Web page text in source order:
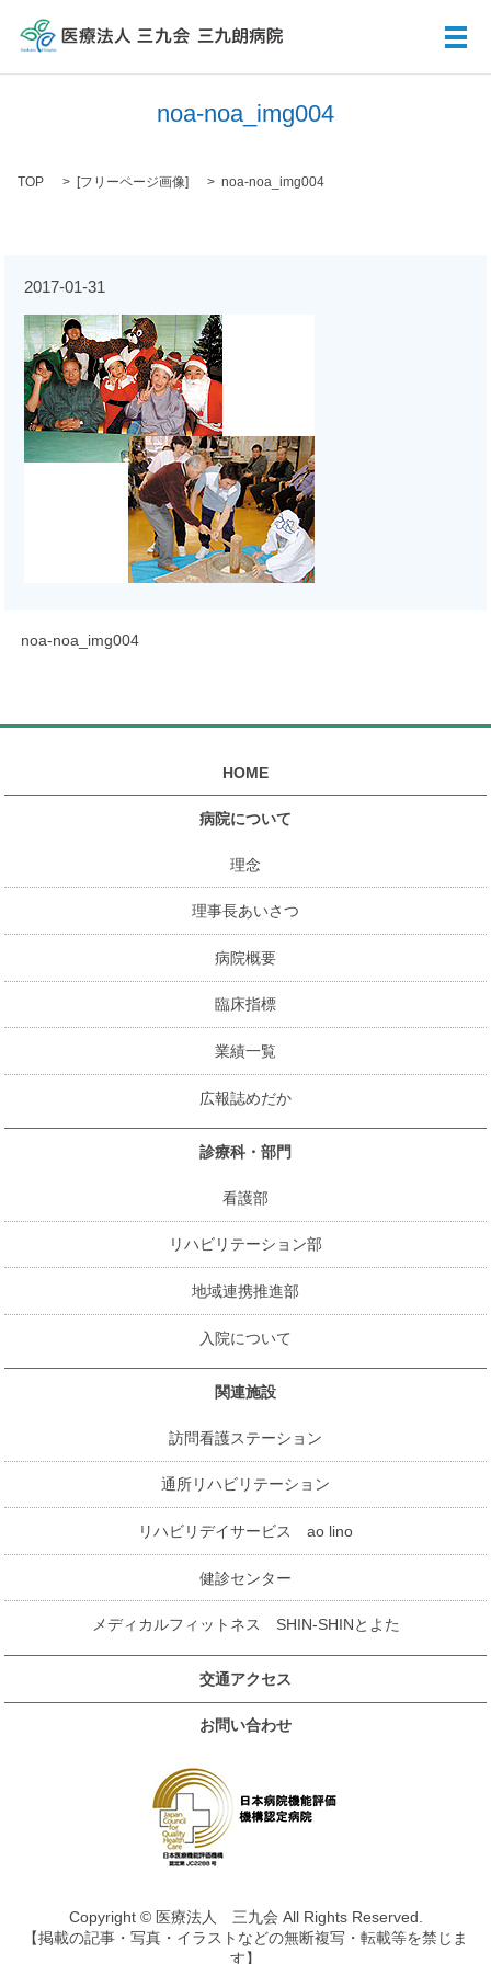
メ
noa-noa_img004
TOP [フリーページ画像] noa-noa_img004
2017-01-31
noa-noa_img004
HOME
病院について
理念
理事長あいさつ
病院概要
臨床指標
業績一覧
広報誌めだか
診療科・部門
看護部
リハビリテーション部
地域連携推進部
入院について
関連施設
訪問看護ステーション
通所リハビリテーション
リハビリデイサービス ao lino
健診センター
メディカルフィットネス SHIN-SHINとよた
交通アクセス
お問い合わせ
Copyright © 医療法人 三九会 All Rights Reserved.
【掲載の記事・写真・イラストなどの無断複写・転載等を禁じま
す】